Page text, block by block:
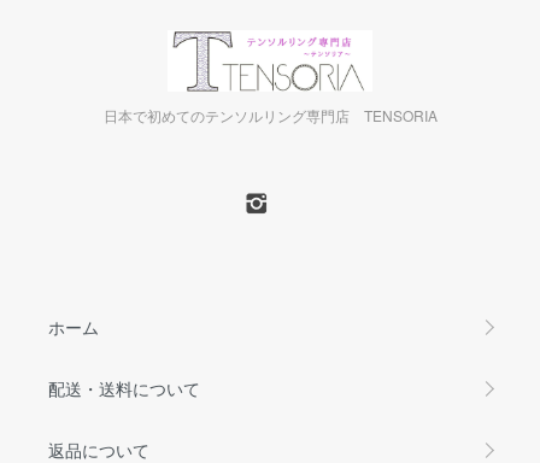
日本で初めてのテンソルリング専門店 TENSORIA
ホーム
配送・送料について
返品について